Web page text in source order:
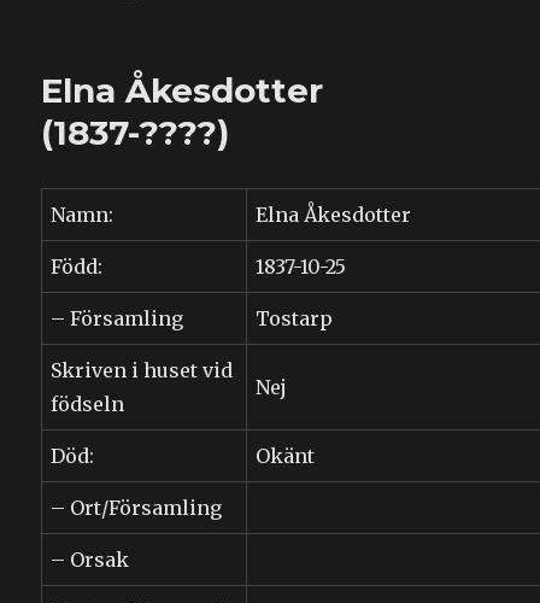
Elna Åkesdotter
(1837-????)
Namn: Elna Åkesdotter
Född: 1837-10-25
– Församling Tostarp
Skriven i huset vid
födseln
Nej
Död: Okänt
– Ort/Församling
– Orsak